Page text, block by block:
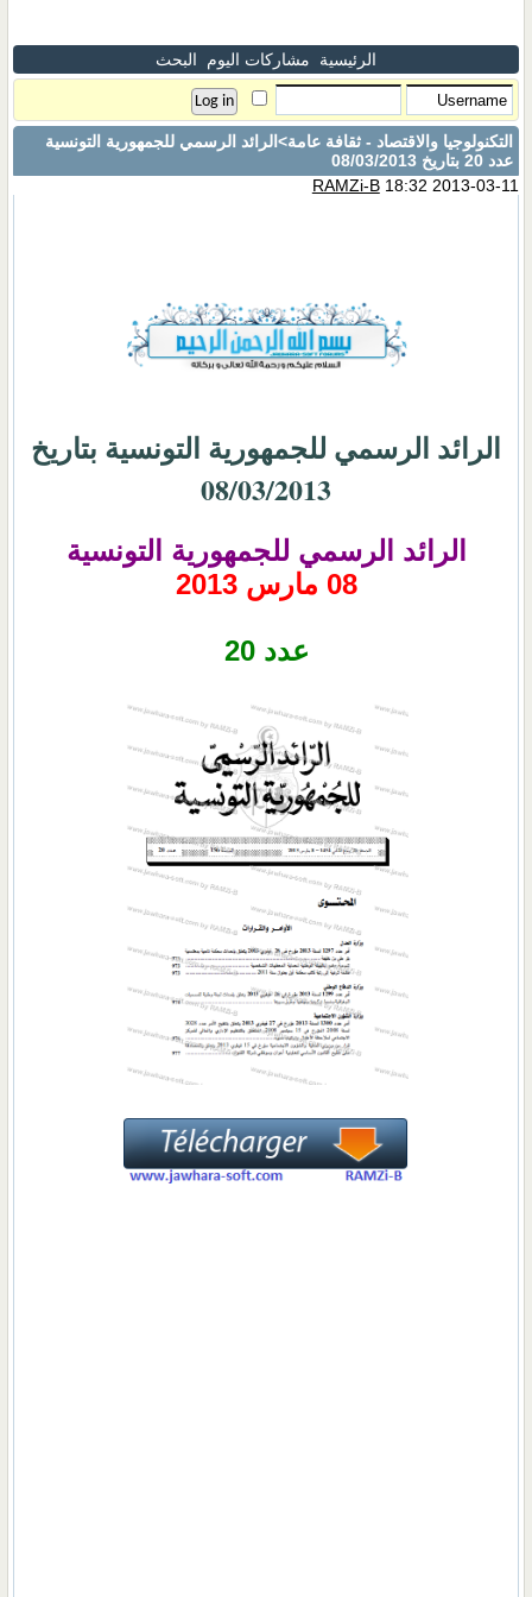
الرئيسية مشاركات اليوم البحث
التكنولوجيا والاقتصاد - ثقافة عامة>الرائد الرسمي للجمهورية التونسية
عدد 20 بتاريخ 08/03/2013
RAMZi-B18:32 2013-03-11
الرائد الرسمي للجمهورية التونسية بتاريخ
08/03/2013
الرائد الرسمي للجمهورية التونسية
08 مارس 2013
عدد 20